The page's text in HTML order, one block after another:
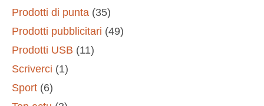
Prodotti di punta (35)
Prodotti pubblicitari (49)
Prodotti USB (11)
Scriverci (1)
Sport (6)